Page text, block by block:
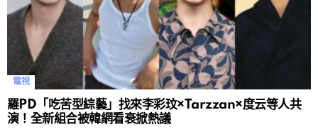
電視
羅PD「吃苦型綜藝」找來李彩玟×Tarzzan×度云等人共
演！全新組合被韓網看衰掀熱議